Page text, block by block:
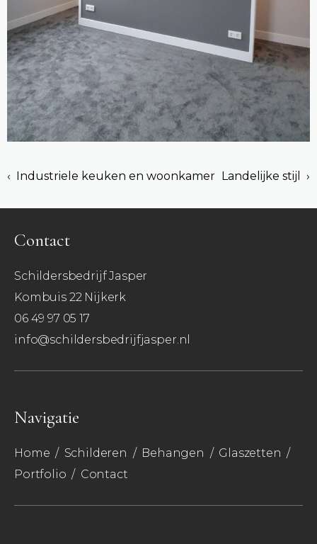
‹ Industriele keuken en woonkamer Landelijke stijl ›
Contact
Schildersbedrijf Jasper
Kombuis 22 Nijkerk
06 49 97 05 17
info@schildersbedrijfjasper.nl
Navigatie
Home / Schilderen / Behangen / Glaszetten /
Portfolio / Contact